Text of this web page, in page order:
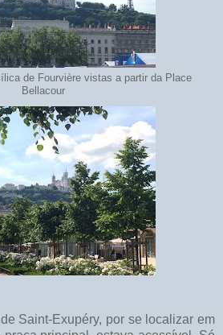
de Fourvière vistas a partir da Place
Bellacour
Saint-Exupéry, por se localizar em